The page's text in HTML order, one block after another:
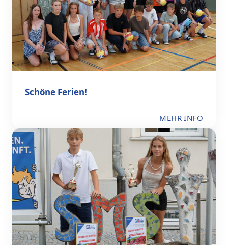
Schöne Ferien!
MEHR INFO